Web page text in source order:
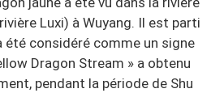
Luxi) à Wuyang. Il est parti
été considéré comme un signe
Dragon Stream » a obtenu
pendant la période de Shu